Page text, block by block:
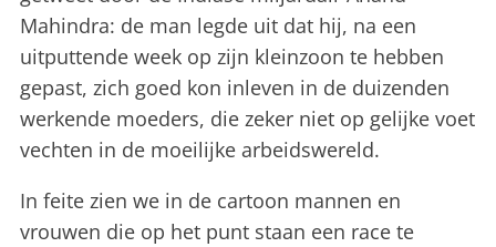
Mahindra: de man legde uit dat hij, na een
uitputtende week op zijn kleinzoon te hebben
gepast, zich goed kon inleven in de duizenden
werkende moeders, die zeker niet op gelijke voet
vechten in de moeilijke arbeidswereld.
In feite zien we in de cartoon mannen en
vrouwen die op het punt staan een race te